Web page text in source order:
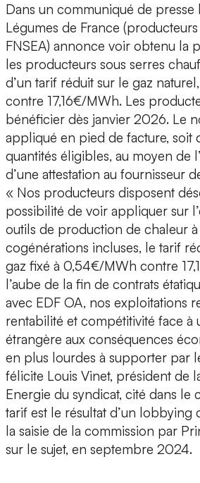
Dans un communiqué de presse
Légumes de France
FNSEA) annonce voir obtenu la
les producteurs sous serres
d’un tarif réduit sur le gaz
contre 17,16€/MWh. Les
bénéficier dès janvier 2026. Le
appliqué en pied de facture, soit
quantités éligibles, au moyen de
d’une attestation au fournisseur
« Nos producteurs disposent
possibilité de voir appliquer sur
outils de production de chaleur
cogénérations incluses, le tarif
gaz fixé à 0,54€/MWh contre
l’aube de la fin de contrats
avec EDF OA, nos exploitations
rentabilité et compétitivité face à
étrangère aux conséquences
en plus lourdes à supporter par
félicite Louis Vinet, président de
Energie du syndicat, cité dans le
tarif est le résultat d’un lobbying
la saisie de la commission par
sur le sujet, en septembre 2024.